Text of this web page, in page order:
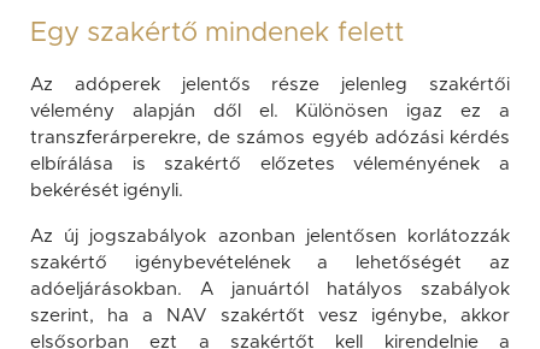
Egy szakértő mindenek felett
Az adóperek jelentős része jelenleg szakértői
vélemény alapján dől el. Különösen igaz ez a
transzferárperekre, de számos egyéb adózási kérdés
elbírálása is szakértő előzetes véleményének a
bekérését igényli.
Az új jogszabályok azonban jelentősen korlátozzák
szakértő igénybevételének a lehetőségét az
adóeljárásokban. A januártól hatályos szabályok
szerint, ha a NAV szakértőt vesz igénybe, akkor
elsősorban ezt a szakértőt kell kirendelnie a